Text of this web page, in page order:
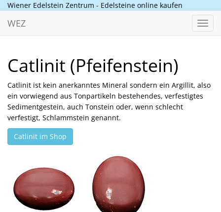
Wiener Edelstein Zentrum - Edelsteine online kaufen
WEZ
Catlinit (Pfeifenstein)
Catlinit ist kein anerkanntes Mineral sondern ein Argillit, also
ein vorwiegend aus Tonpartikeln bestehendes, verfestigtes
Sedimentgestein, auch Tonstein oder, wenn schlecht
verfestigt, Schlammstein genannt.
Catlinit im Shop